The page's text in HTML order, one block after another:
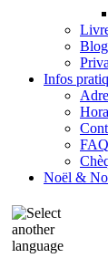
Blog
Infos
FAQ
Noël &